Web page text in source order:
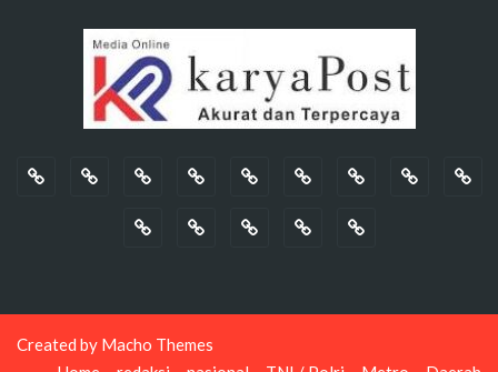
Created by Macho Themes